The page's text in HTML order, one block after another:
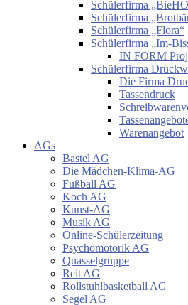
Schülerfirma
Schülerfirma
Schülerfirma „Flora“
Schülerfirma „Im-
IN FORM
Schülerfirma
Die Firma
Tassendruck
Warenangebot
AGs
Bastel AG
Die Mädchen-Klima-AG
Fußball AG
Koch AG
Kunst-AG
Musik AG
Online-Schülerzeitung
Psychomotorik AG
Quasselgruppe
Reit AG
Rollstuhlbasketball AG
Segel AG